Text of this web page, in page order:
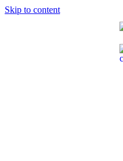
Skip to content